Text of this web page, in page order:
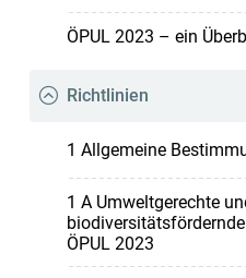
ÖPUL 2023 – ein
Richtlinien
1 Allgemeine
1 A Umweltgerechte
ÖPUL 2023